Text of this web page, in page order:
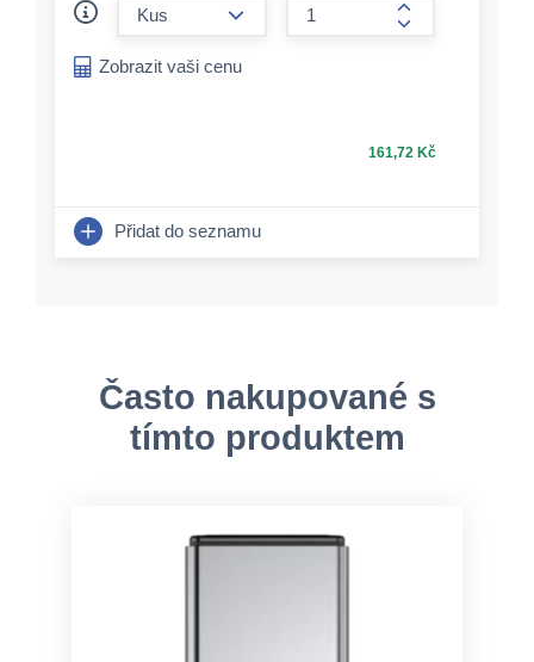
form.increase-
Zobrazit vaši cenu
161,72 Kč
Přidat do seznamu
Často nakupované s
tímto produktem